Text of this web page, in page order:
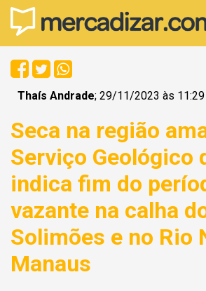
Thaís Andrade; 29/11/2023 às 11:29
Seca na região
Serviço Geológico
indica fim do
vazante na calha
Solimões e no Rio
Manaus